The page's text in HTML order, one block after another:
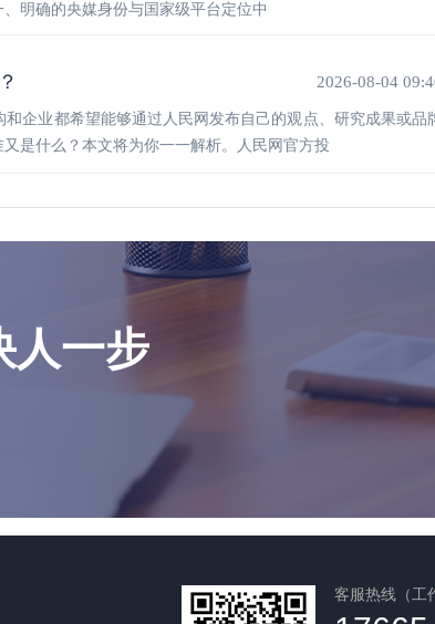
明确的央媒身份与国家级平台定位中
2026-08-04
企业都希望能够通过人民网发布自己的观点、研究成果或品
是什么？本文将为你一一解析。人民网官方投
人一步
客服热线（工